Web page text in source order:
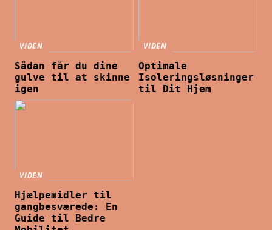
VIDEN
Sådan får du dine
gulve til at skinne
igen
VIDEN
Optimale
Isoleringsløsninger
til Dit Hjem
VIDEN
Hjælpemidler til
gangbesværede: En
Guide til Bedre